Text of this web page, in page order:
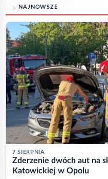
NAJNOWSZE
7 SIERPNIA
Zderzenie dwóch aut na
Katowickiej w Opolu